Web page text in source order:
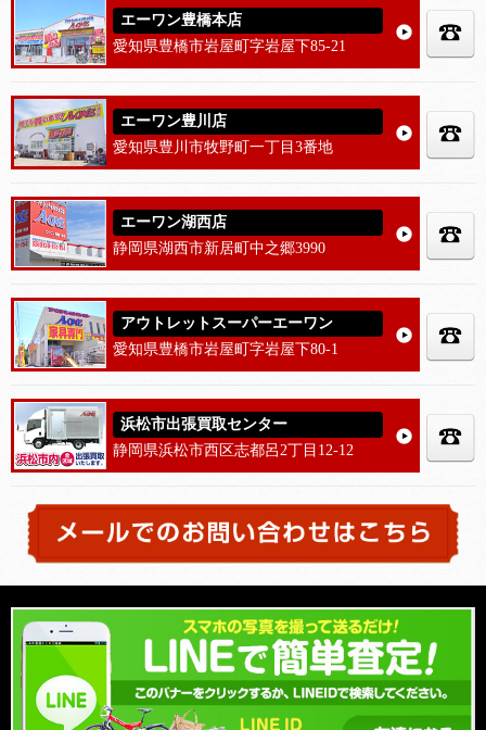
エーワン豊橋本店
愛知県豊橋市岩屋町字岩屋下85-21
エーワン豊川店
愛知県豊川市牧野町一丁目3番地
エーワン湖西店
静岡県湖西市新居町中之郷3990
アウトレットスーパーエーワン
愛知県豊橋市岩屋町字岩屋下80-1
浜松市出張買取センター
静岡県浜松市西区志都呂2丁目12-12